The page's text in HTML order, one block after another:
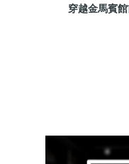
穿越金馬賓